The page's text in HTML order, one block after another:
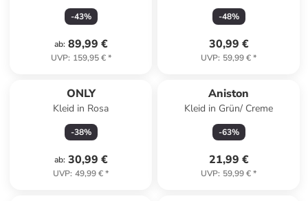
-43%
ab: 89,99 €
UVP: 159,95 €*
-48%
30,99 €
UVP: 59,99 €*
ONLY
Kleid in Rosa
-38%
ab: 30,99 €
UVP: 49,99 €*
Aniston
Kleid in Grün/ Creme
-63%
21,99 €
UVP: 59,99 €*